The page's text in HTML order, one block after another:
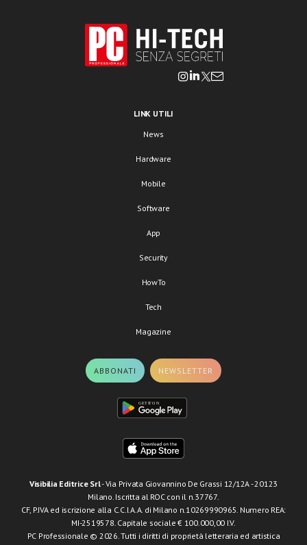
LINK UTILI
News
Hardware
Mobile
Software
App
Security
HowTo
Tech
Magazine
ABBONATI NEWSLETTER
Visibilia Editrice Srl- Via Privata Giovannino De Grassi 12/12A - 20123
Milano. Iscritta al ROC con il n.37767.
CF, P.IVA ed iscrizione alla C.C.I.A.A. di Milano n.10269990965. Numero REA:
MI-2519578. Capitale sociale € 100.000,00 I.V.
PC Professionale © 2026. Tutti i diritti di proprietà letteraria ed artistica